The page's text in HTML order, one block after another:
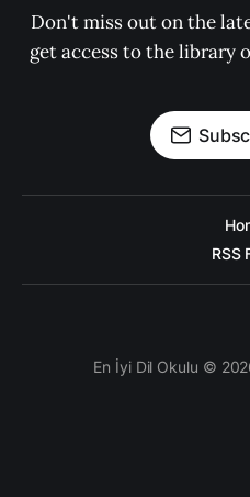
Don't miss out on the
get access to the library
RSS
En İyi Dil Okulu ©